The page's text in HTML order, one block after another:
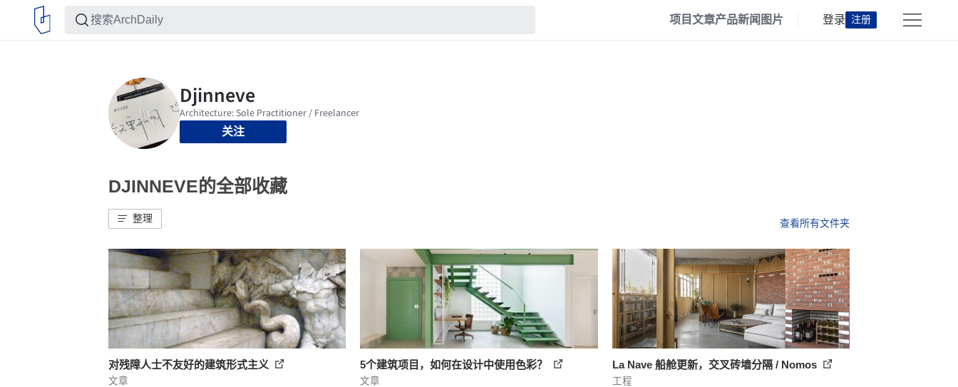
项目文章产品新闻 图片 登录 注册
关注
DJINNEVE的全部收藏
整理 查看所有文件夹
对残障人士不友好的建筑形式主义
文章
5个建筑项目，如何在设计中使用色彩？
文章
La Nave 船舱更新，交叉砖墙分隔 / Nomos
工程